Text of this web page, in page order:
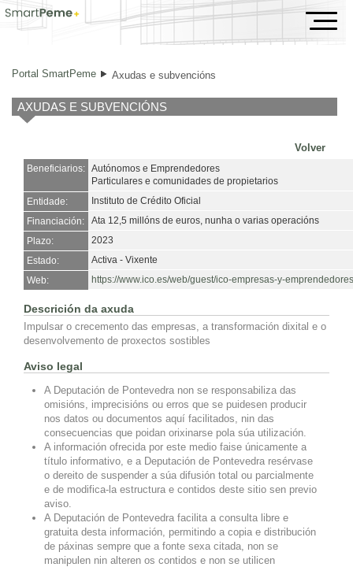
Axudas e subvencións
Portal SmartPeme Axudas e subvencións
AXUDAS E SUBVENCIÓNS
Volver
Beneficiarios: Autónomos e Emprendedores
Particulares e comunidades de propietarios
Entidade:
Instituto de Crédito Oficial
Financiación:
Ata 12,5 millóns de euros, nunha o varias operacións
Plazo:
2023
Estado:
Activa - Vixente
Web:
https://www.ico.es/web/guest/ico-empresas-y-emprendedores
Descrición da axuda
Impulsar o crecemento das empresas, a transformación dixital e o
desenvolvemento de proxectos sostibles
Aviso legal
A Deputación de Pontevedra non se responsabiliza das
omisións, imprecisións ou erros que se puidesen producir
nos datos ou documentos aquí facilitados, nin das
consecuencias que poidan orixinarse pola súa utilización.
A información ofrecida por este medio faise únicamente a
título informativo, e a Deputación de Pontevedra resérvase
o dereito de suspender a súa difusión total ou parcialmente
e de modifica-la estructura e contidos deste sitio sen previo
aviso.
A Deputación de Pontevedra facilita a consulta libre e
gratuita desta información, permitindo a copia e distribución
de páxinas sempre que a fonte sexa citada, non se
manipulen nin alteren os contidos e non se utilicen